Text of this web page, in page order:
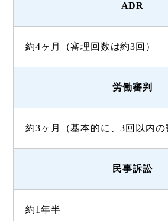
ADR
約4ヶ月（審理回数は約3回）
労働審判
約3ヶ月（基本的に、3回以内の
民事訴訟
約1年半